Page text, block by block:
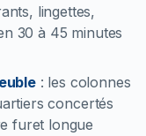
lingettes,
30 à 45 minutes
: les colonnes
concertés
furet longue